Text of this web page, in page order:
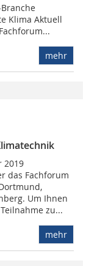
Klima Aktuell
mehr
2019
das Fachforum
Um Ihnen
zu...
mehr